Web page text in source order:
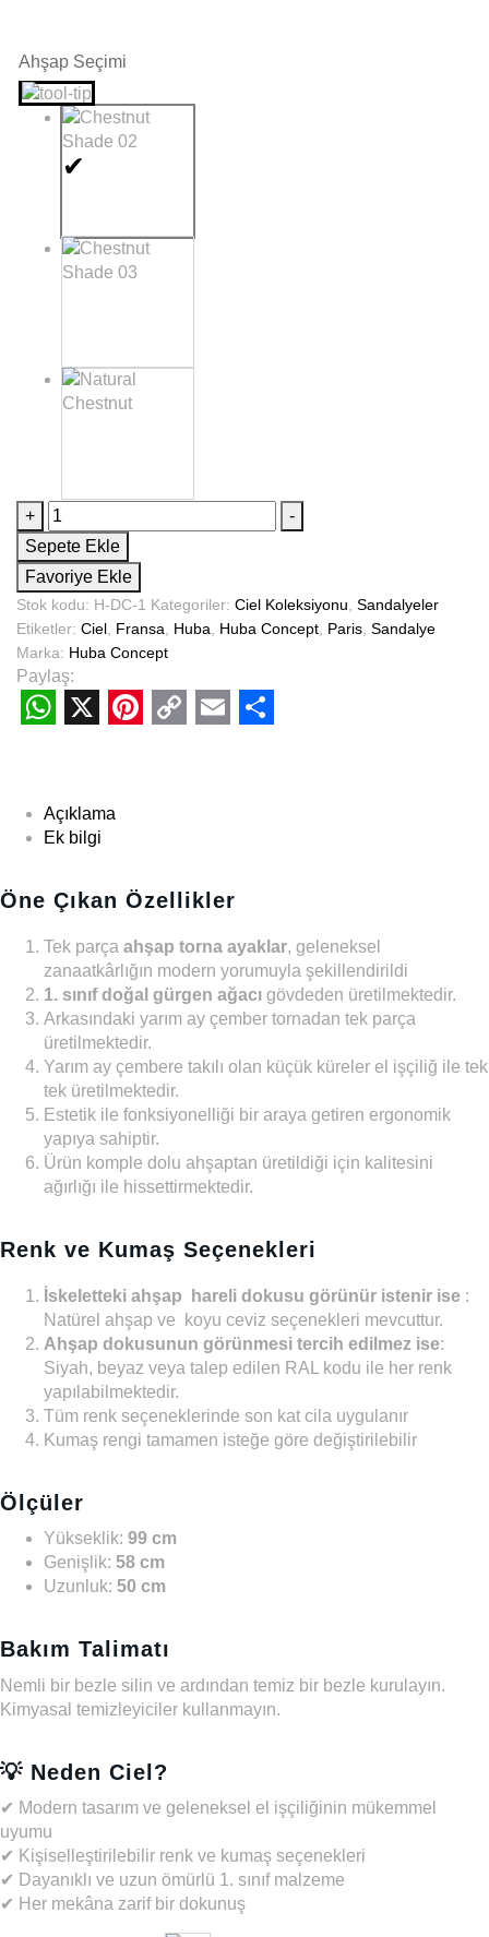
Ahşap Seçimi
+
-
Sepete Ekle
Favoriye Ekle
Stok kodu: H-DC-1 Kategoriler: Ciel Koleksiyonu Sandalyeler
Etiketler: Ciel Fransa Huba Huba Concept Paris Sandalye
Marka: Huba Concept
Paylaş:
Açıklama
Ek bilgi
Öne Çıkan Özellikler
Tek parça ahşap torna ayaklar, geleneksel
zanaatkârlığın modern yorumuyla şekillendirildi
1. sınıf doğal gürgen ağacı gövdeden üretilmektedir.
Arkasındaki yarım ay çember tornadan tek parça
üretilmektedir.
Yarım ay çembere takılı olan küçük küreler el işçiliğ ile tek
tek üretilmektedir.
Estetik ile fonksiyonelliği bir araya getiren ergonomik
yapıya sahiptir.
Ürün komple dolu ahşaptan üretildiği için kalitesini
ağırlığı ile hissettirmektedir.
Renk ve Kumaş Seçenekleri
İskeletteki ahşap hareli dokusu görünür istenir ise :
Natürel ahşap ve koyu ceviz seçenekleri mevcuttur.
Ahşap dokusunun görünmesi tercih edilmez ise:
Siyah, beyaz veya talep edilen RAL kodu ile her renk
yapılabilmektedir.
Tüm renk seçeneklerinde son kat cila uygulanır
Kumaş rengi tamamen isteğe göre değiştirilebilir
Ölçüler
Yükseklik: 99 cm
Genişlik: 58 cm
Uzunluk: 50 cm
Bakım Talimatı
Nemli bir bezle silin ve ardından temiz bir bezle kurulayın.
Kimyasal temizleyiciler kullanmayın.
💡 Neden Ciel?
✔ Modern tasarım ve geleneksel el işçiliğinin mükemmel
uyumu
✔ Kişiselleştirilebilir renk ve kumaş seçenekleri
✔ Dayanıklı ve uzun ömürlü 1. sınıf malzeme
✔ Her mekâna zarif bir dokunuş